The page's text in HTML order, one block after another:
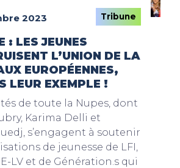
2023 Tribune
: LES JEUNES
L’UNION DE LA
EUROPÉENNES,
LEUR EXEMPLE !
de toute la Nupes, dont
Karima Delli et
s’engagent à soutenir
de jeunesse de LFI,
LV et de Génération.s qui